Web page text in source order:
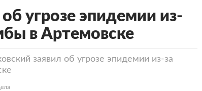
угрозе эпидемии из-
в Артемовске
заявил об угрозе эпидемии из-за